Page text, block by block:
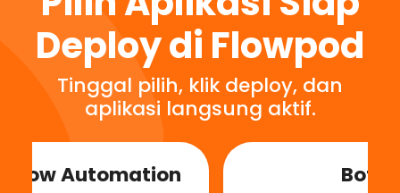
Deploy di Flowpod
Tinggal pilih, klik deploy, dan
aplikasi langsung aktif.
BotPress